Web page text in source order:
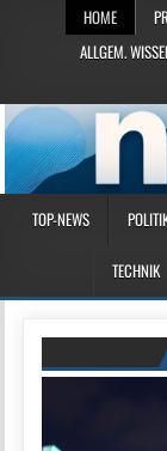
HOME
ALLGEM.
TOP-NEWS
TECHNIK